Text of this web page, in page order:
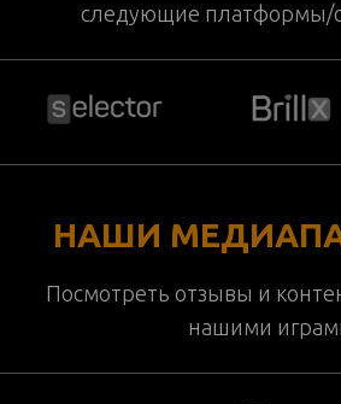
следующие платформы/
НАШИ
Посмотреть отзывы и
нашими